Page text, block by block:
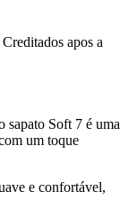
Creditados apos a
sapato Soft 7 é uma
um toque
e confortável,